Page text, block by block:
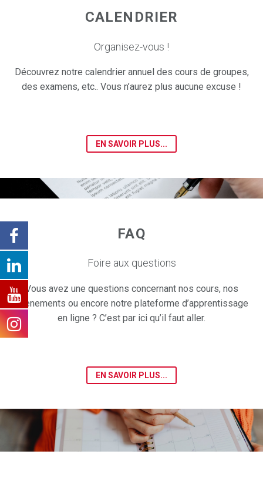
CALENDRIER
Organisez-vous !
Découvrez notre calendrier annuel des cours de groupes,
des examens, etc.. Vous n’aurez plus aucune excuse !
EN SAVOIR PLUS...
FAQ
Foire aux questions
Vous avez une questions concernant nos cours, nos
évènements ou encore notre plateforme d’apprentissage
en ligne ? C’est par ici qu’il faut aller.
EN SAVOIR PLUS...